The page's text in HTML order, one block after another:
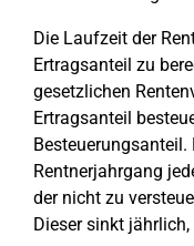
Die Laufzeit der
Ertragsanteil zu
gesetzlichen
Ertragsanteil
Besteuerungsanteil.
Rentnerjahrgang
der nicht zu
Dieser sinkt